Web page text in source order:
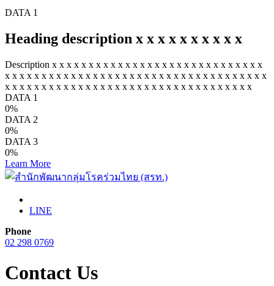
DATA 1
Heading description x x x x x x x x x x
Description x x x x x x x x x x x x x x x x x x x x x x x x x x x x x
x x x x x x x x x x x x x x x x x x x x x x x x x x x x x x x x x x x x
x x x x x x x x x x x x x x x x x x x x x x x x x x x x x x x x x x
DATA 1
0%
DATA 2
0%
DATA 3
0%
Learn More
LINE
Phone
02 298 0769
Contact Us